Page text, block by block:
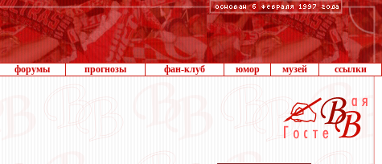
форумы прогнозы фан-клуб юмор музей ссылки